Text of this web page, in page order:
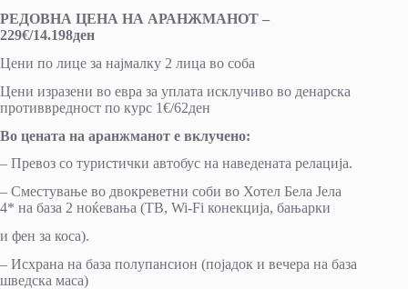
РЕДОВНА ЦЕНА НА АРАНЖМАНОТ –
229€/14.198ден
Цени по лице за најмалку 2 лица во соба
Цени изразени во евра за уплата исклучиво во денарска
противвредност по курс 1€/62ден
Во цената на аранжманот е вклучено:
– Превоз со туристички автобус на наведената релација.
– Сместување во двокреветни соби во Хотел Бела Јела
4* на база 2 ноќевања (ТВ, Wi-Fi конекција, бањарки
и фен за коса).
– Исхрана на база полупансион (појадок и вечера на база
шведска маса)